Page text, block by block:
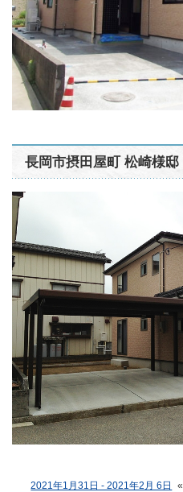
長岡市摂田屋町 松崎様邸
2021年1月31日 - 2021年2月 6日 «